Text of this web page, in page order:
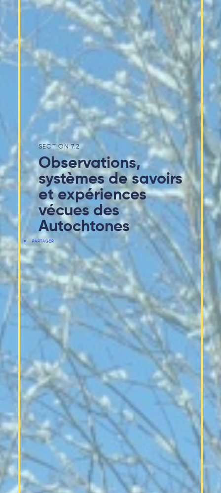
7.2
Observations,
systèmes de savoirs
et expériences
vécues des
Autochtones
PARTAGER